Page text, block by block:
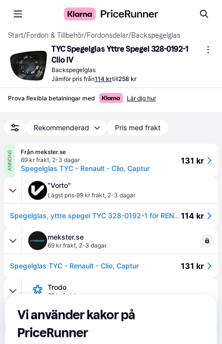
Start/Fordon & Tillbehör/Fordonsdelar/Backspegelglas
TYC Spegelglas Yttre Spegel 328-0192-1
Clio IV
Backspegelglas
Jämför pris från114 krtill258 kr
Prova flexibla betalningar med Lär dig hur
Rekommenderad Pris med frakt
ANNONS
Från mekster.se
69 kr frakt, 2-3 dagar
Spegelglas TYC - Renault - Clio, Captur
131 kr
"Vorto"
Lägst pris·99 kr frakt, 2-3 dagar
Spegelglas, yttre spegel TYC 328-0192-1 för RENAULT114 kr
mekster.se
69 kr frakt, 2-3 dagar
Spegelglas TYC - Renault - Clio, Captur 131 kr
Trodo
69 kr frakt
Spegelglas, yttre spegel TYC 328-0192-1
Skruvat
Vi använder kakor på
PriceRunner